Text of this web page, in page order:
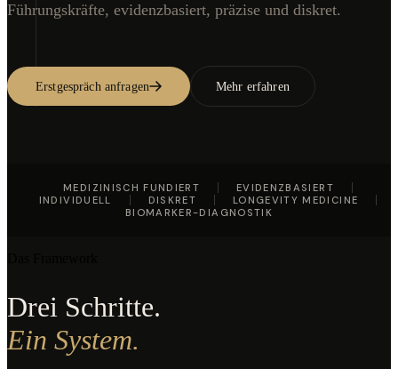
Führungskräfte, evidenzbasiert, präzise und diskret.
Erstgespräch anfragen Mehr erfahren
MEDIZINISCH FUNDIERT
EVIDENZBASIERT
INDIVIDUELL
DISKRET
LONGEVITY MEDICINE
BIOMARKER-DIAGNOSTIK
Drei Schritte.
Ein System.